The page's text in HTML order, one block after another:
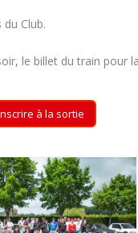
Club.
le billet du train pour
à la sortie